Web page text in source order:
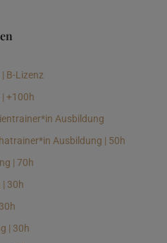
B-Lizenz
+100h
Ausbildung
Ausbildung | 50h
| 70h
30h
| 30h